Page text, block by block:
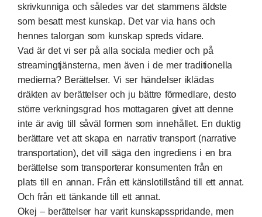
skrivkunniga och således var det stammens äldste
som besatt mest kunskap. Det var via hans och
hennes talorgan som kunskap spreds vidare.
Vad är det vi ser på alla sociala medier och på
streamingtjänsterna, men även i de mer traditionella
medierna? Berättelser. Vi ser händelser iklädas
dräkten av berättelser och ju bättre förmedlare, desto
större verkningsgrad hos mottagaren givet att denne
inte är avig till såväl formen som innehållet. En duktig
berättare vet att skapa en narrativ transport (narrative
transportation), det vill säga den ingrediens i en bra
berättelse som transporterar konsumenten från en
plats till en annan. Från ett känslotillstånd till ett annat.
Och från ett tänkande till ett annat.
Okej – berättelser har varit kunskapsspridande, men